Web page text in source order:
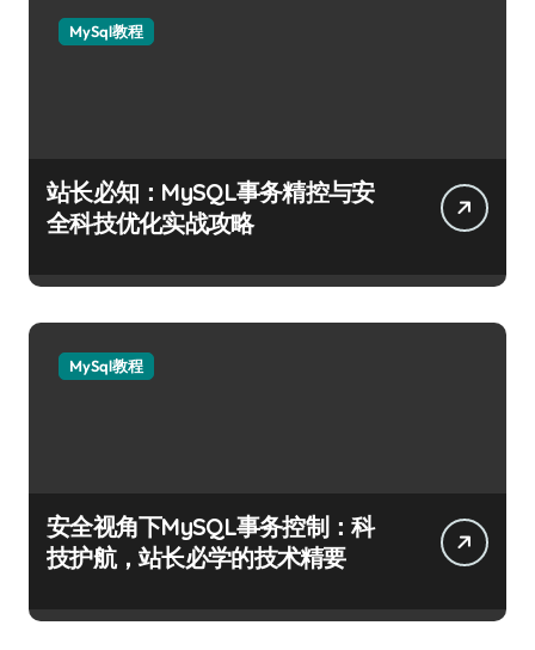
MySql教程
站长必知：MySQL事务精控与安
全科技优化实战攻略
MySql教程
安全视角下MySQL事务控制：科
技护航，站长必学的技术精要